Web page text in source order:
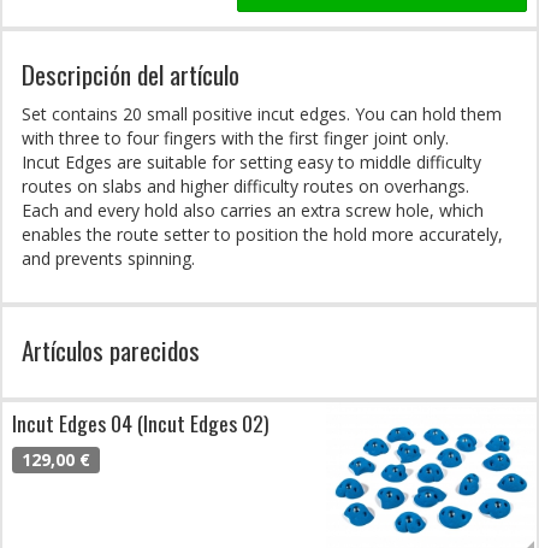
Descripción del artículo
Set contains 20 small positive incut edges. You can hold them
with three to four fingers with the first finger joint only.
Incut Edges are suitable for setting easy to middle difficulty
routes on slabs and higher difficulty routes on overhangs.
Each and every hold also carries an extra screw hole, which
enables the route setter to position the hold more accurately,
and prevents spinning.
Artículos parecidos
Incut Edges 04 (Incut Edges 02)
129,00 €